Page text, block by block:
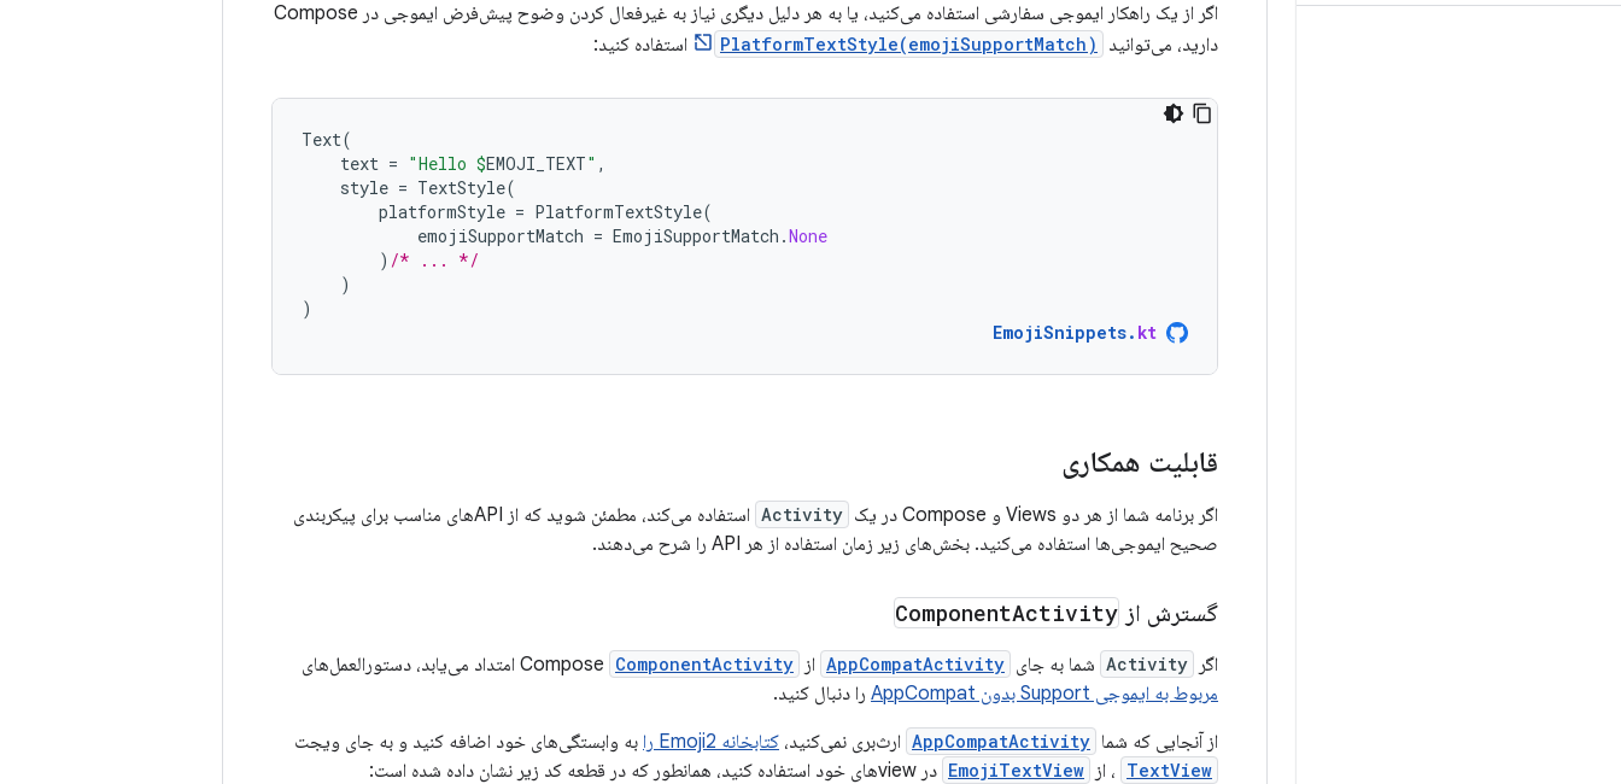
اگر از یک راهکار ایموجی سفارشی استفاده می‌کنید، یا به هر دلیل دیگری نیاز به غیرفعال کردن وضوح پیش‌فرض ایموجی در Compose
دارید، می‌توانید
PlatformTextStyle(emojiSupportMatch) استفاده کنید:
Text(
text = "Hello $EMOJI_TEXT" ,
style = TextStyle(
platformStyle = PlatformTextStyle(
emojiSupportMatch = EmojiSupportMatch .None
) /* ... */
)
)
EmojiSnippets. kt
قابلیت همکاری
اگر برنامه شما از هر دو Views و Compose در یک Activity
استفاده می‌کند، مطمئن شوید که از APIهای مناسب برای پیکربندی
صحیح ایموجی‌ها استفاده می‌کنید. بخش‌های زیر زمان استفاده از هر API را شرح می‌دهند.
گسترش از ComponentActivity
اگر Activity شما به جای AppCompatActivity از Compose ComponentActivity
امتداد می‌یابد، دستورالعمل‌های
مربوط به ایموجی Support بدون AppCompat
را دنبال کنید.
از آنجایی که شما AppCompatActivity ارث‌بری نمی‌کنید، کتابخانه Emoji2 را به وابستگی‌های خود اضافه کنید و به جای ویجت
TextView ، از EmojiTextView در viewهای خود استفاده کنید، همانطور که در قطعه کد زیر نشان داده شده است: